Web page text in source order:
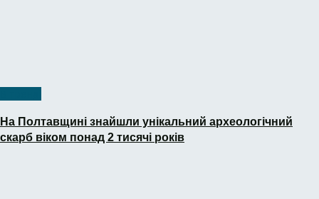
На Полтавщині знайшли унікальний археологічний
скарб віком понад 2 тисячі років